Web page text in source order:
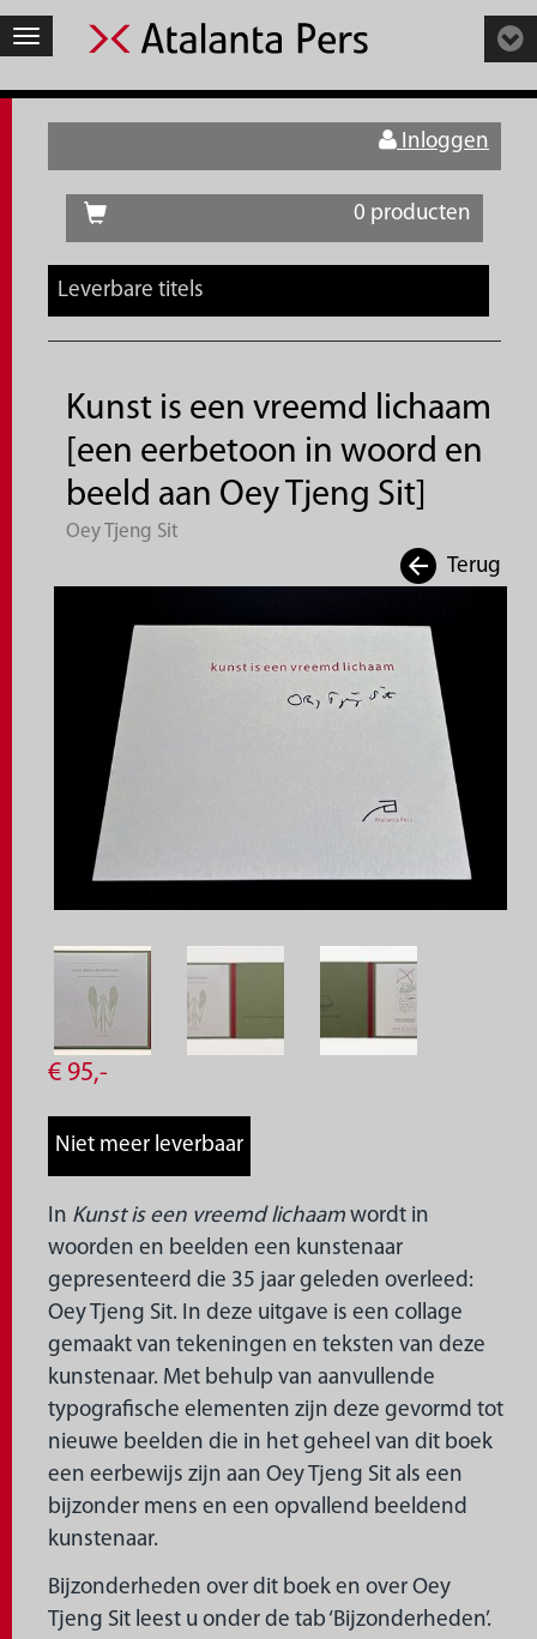
Toggle
Inloggen
0 producten
Leverbare titels
Kunst is een vreemd lichaam
[een eerbetoon in woord en
beeld aan Oey Tjeng Sit]
Oey Tjeng Sit
Terug
€ 95,-
In Kunst is een vreemd lichaam wordt in
woorden en beelden een kunstenaar
gepresenteerd die 35 jaar geleden overleed:
Oey Tjeng Sit. In deze uitgave is een collage
gemaakt van tekeningen en teksten van deze
kunstenaar. Met behulp van aanvullende
typografische elementen zijn deze gevormd tot
nieuwe beelden die in het geheel van dit boek
een eerbewijs zijn aan Oey Tjeng Sit als een
bijzonder mens en een opvallend beeldend
kunstenaar.
Bijzonderheden over dit boek en over Oey
Tjeng Sit leest u onder de tab ‘Bijzonderheden’.